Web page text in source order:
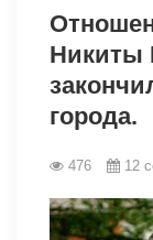
Никиты
города.
476 12